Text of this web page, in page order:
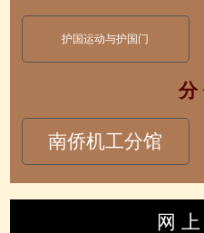
护国运动与护国门
分
南侨机工分馆
网